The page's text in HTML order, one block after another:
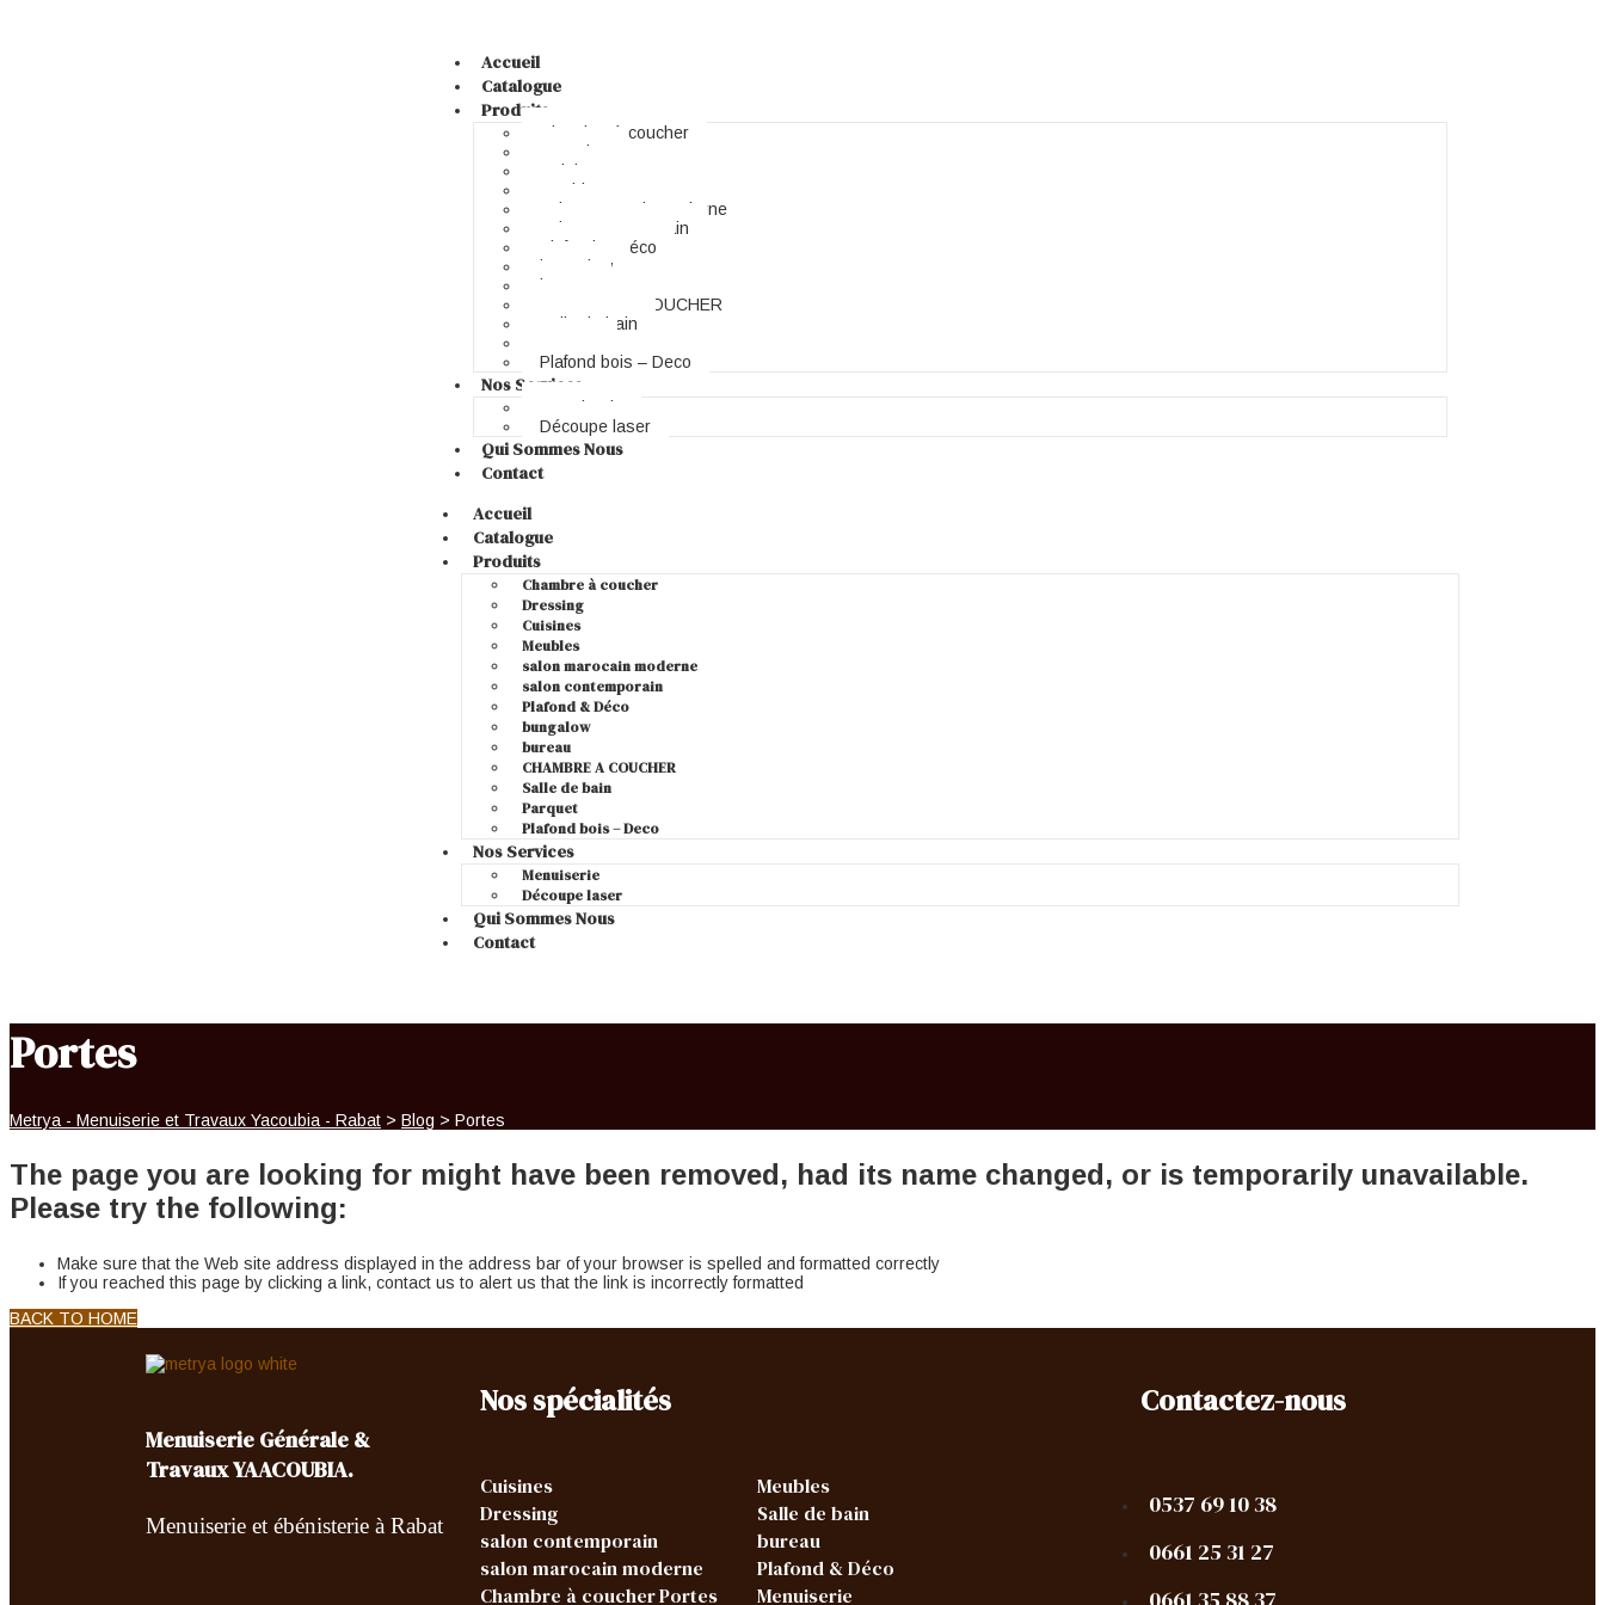
Accueil
Catalogue
Produits
Chambre à coucher
Dressing
Cuisines
Meubles
salon marocain moderne
salon contemporain
Plafond & Déco
bungalow
bureau
CHAMBRE A COUCHER
Salle de bain
Plafond bois – Deco
Nos Services
Menuiserie
Découpe laser
Qui Sommes Nous
Contact
Accueil
Catalogue
Produits
Chambre à coucher
Dressing
Cuisines
Meubles
salon marocain moderne
salon contemporain
Plafond & Déco
bungalow
bureau
CHAMBRE A COUCHER
Salle de bain
Parquet
Plafond bois – Deco
Nos Services
Menuiserie
Découpe laser
Qui Sommes Nous
Contact
Portes
Metrya - Menuiserie et Travaux Yacoubia - Rabat > Blog > Portes
The page you are looking for might have been removed, had its name changed, or is temporarily unavailable.
Please try the following:
Make sure that the Web site address displayed in the address bar of your browser is spelled and formatted correctly
If you reached this page by clicking a link, contact us to alert us that the link is incorrectly formatted
BACK TO HOME
Menuiserie Générale &
Travaux YAACOUBIA.
Menuiserie et ébénisterie à Rabat
Nos spécialités
Cuisines
Dressing
salon contemporain
salon marocain moderne
Chambre à coucherPortes
Meubles
Salle de bain
bureau
Plafond & Déco
Menuiserie
Contactez-nous
0537 69 10 38
0661 25 31 27